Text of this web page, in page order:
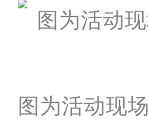
图为活动现